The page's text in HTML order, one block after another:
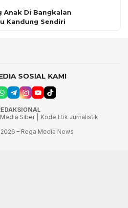
Anak Di Bangkalan
Kandung Sendiri
SOSIAL KAMI
Siber |
Kode Etik Jurnalistik
– Rega Media News